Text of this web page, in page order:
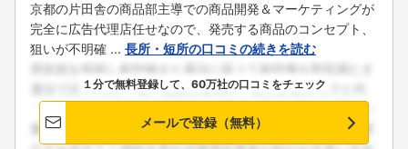
京都の片田舎の商品部主導での商品開発＆マーケティングが
完全に広告代理店任せなので、発売する商品のコンセプト、
狙いが不明確 ... 長所・短所の口コミの続きを読む
１分で無料登録して、60万社の口コミをチェック
メールで登録（無料）